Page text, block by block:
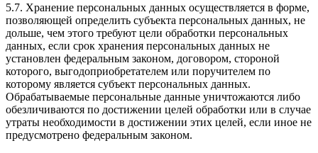
5.7. Хранение персональных данных осуществляется в форме,
позволяющей определить субъекта персональных данных, не
дольше, чем этого требуют цели обработки персональных
данных, если срок хранения персональных данных не
установлен федеральным законом, договором, стороной
которого, выгодоприобретателем или поручителем по
которому является субъект персональных данных.
Обрабатываемые персональные данные уничтожаются либо
обезличиваются по достижении целей обработки или в случае
утраты необходимости в достижении этих целей, если иное не
предусмотрено федеральным законом.